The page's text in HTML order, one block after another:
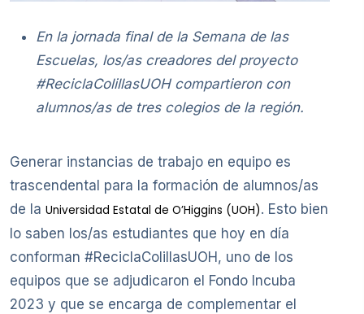
En la jornada final de la Semana de las
Escuelas, los/as creadores del proyecto
#ReciclaColillasUOH compartieron con
alumnos/as de tres colegios de la región.
Generar instancias de trabajo en equipo es
trascendental para la formación de alumnos/as
de la Universidad Estatal de O’Higgins (UOH). Esto bien
lo saben los/as estudiantes que hoy en día
conforman #ReciclaColillasUOH, uno de los
equipos que se adjudicaron el Fondo Incuba
2023 y que se encarga de complementar el